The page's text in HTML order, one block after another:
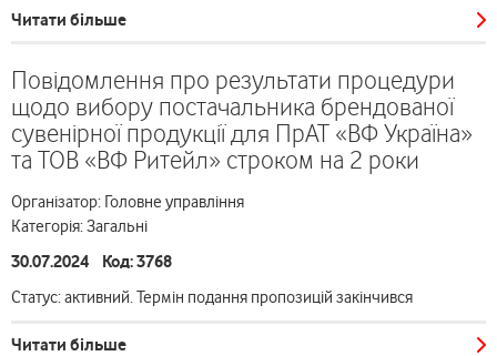
Читати більше
Повідомлення про результати процедури
щодо вибору постачальника брендованої
сувенірної продукції для ПрАТ «ВФ Україна»
та ТОВ «ВФ Ритейл» строком на 2 роки
Організатор: Головне управління
Категорія: Загальні
30.07.2024 Код: 3768
Статус: активний. Термін подання пропозицій закінчився
Читати більше